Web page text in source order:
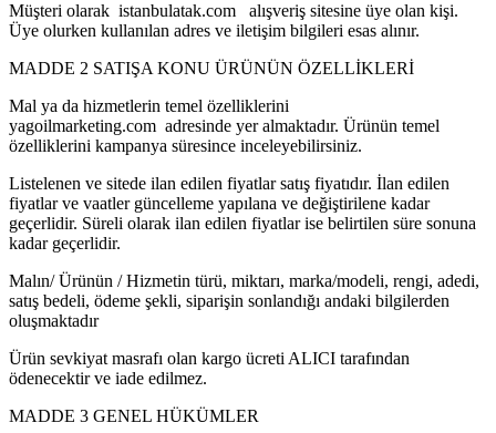
Müşteri olarak istanbulatak.com alışveriş sitesine üye olan kişi.
Üye olurken kullanılan adres ve iletişim bilgileri esas alınır.
MADDE 2 SATIŞA KONU ÜRÜNÜN ÖZELLİKLERİ
Mal ya da hizmetlerin temel özelliklerini
yagoilmarketing.com adresinde yer almaktadır. Ürünün temel
özelliklerini kampanya süresince inceleyebilirsiniz.
Listelenen ve sitede ilan edilen fiyatlar satış fiyatıdır. İlan edilen
fiyatlar ve vaatler güncelleme yapılana ve değiştirilene kadar
geçerlidir. Süreli olarak ilan edilen fiyatlar ise belirtilen süre sonuna
kadar geçerlidir.
Malın/ Ürünün / Hizmetin türü, miktarı, marka/modeli, rengi, adedi,
satış bedeli, ödeme şekli, siparişin sonlandığı andaki bilgilerden
oluşmaktadır
Ürün sevkiyat masrafı olan kargo ücreti ALICI tarafından
ödenecektir ve iade edilmez.
MADDE 3 GENEL HÜKÜMLER